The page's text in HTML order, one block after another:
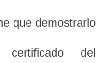
que demostrarlo
certificado del